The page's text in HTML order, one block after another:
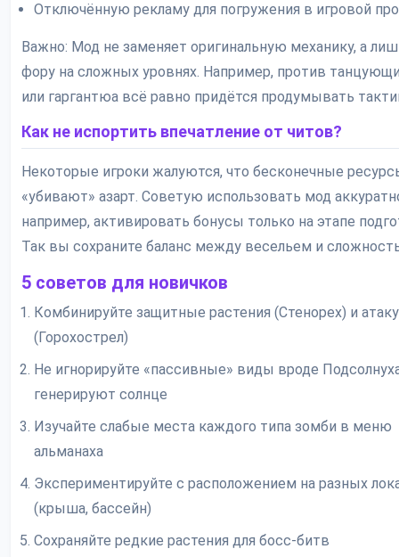
Отключённую рекламу для погружения в игровой
Важно: Мод не заменяет оригинальную механику, а
фору на сложных уровнях. Например, против
или гаргантюа всё равно придётся продумывать
Как не испортить впечатление от читов?
Некоторые игроки жалуются, что бесконечные
«убивают» азарт. Советую использовать мод
например, активировать бонусы только на этапе
Так вы сохраните баланс между весельем и
5 советов для новичков
Комбинируйте защитные растения (Стенорех) и
(Горохострел)
Не игнорируйте «пассивные» виды вроде
генерируют солнце
Изучайте слабые места каждого типа зомби в меню
альманаха
Экспериментируйте с расположением на разных
(крыша, бассейн)
Сохраняйте редкие растения для босс-битв